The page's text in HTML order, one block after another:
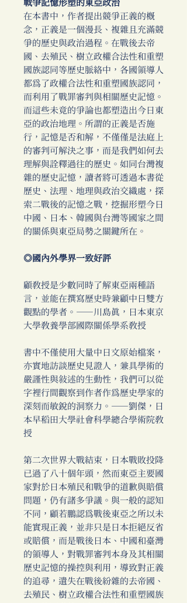
戰爭記憶形塑的東亞政治
在本書中，作者提出競爭正義的概
念，正義是一個漫長、複雜且充滿競
爭的歷史與政治過程。在戰後去帝
國、去殖民、樹立政權合法性和重塑
國族認同等歷史脈絡中，各國領導人
都為了政權合法性和重塑國族認同，
而利用了戰罪審判與相關歷史記憶。
而這些未竟的爭論也都塑造出今日東
亞的政治地理。所謂的正義是否施
行，記憶是否和解，不僅僅是法庭上
的審判可解決之事，而是我們如何去
理解與詮釋過往的歷史。如同台灣複
雜的歷史記憶，讀者將可透過本書從
歷史、法理、地理與政治交織處，探
索二戰後的記憶之戰，挖掘形塑今日
中國、日本、韓國與台灣等國家之間
的關係與東亞局勢之關鍵所在。
◎國內外學界一致好評
顧教授是少數同時了解東亞兩種語
言，並能在撰寫歷史時兼顧中日雙方
觀點的學者。──川島真，日本東京
大學教養學部國際關係學系教授
書中不僅使用大量中日文原始檔案，
亦實地訪談歷史見證人，兼具學術的
嚴謹性與敘述的生動性，我們可以從
字裡行間觀察到作者作為歷史學家的
深刻而敏銳的洞察力。──劉傑，日
本早稻田大學社會科學總合學術院教
授
第二次世界大戰結束，日本戰敗投降
已過了八十個年頭，然而東亞主要國
家對於日本殖民和戰爭的道歉與賠償
問題，仍有諸多爭議。與一般的認知
不同，顧若鵬認為戰後東亞之所以未
能實現正義，並非只是日本拒絕反省
或賠償，而是戰後日本、中國和臺灣
的領導人，對戰罪審判本身及其相關
歷史記憶的操控與利用，導致對正義
的追尋，遺失在戰後紛雜的去帝國、
去殖民、樹立政權合法性和重塑國族